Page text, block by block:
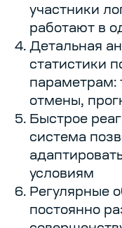
участники
работают в
Детальная
статистики
параметрам:
отмены,
Быстрое
система
условиям
Регулярные
постоянно